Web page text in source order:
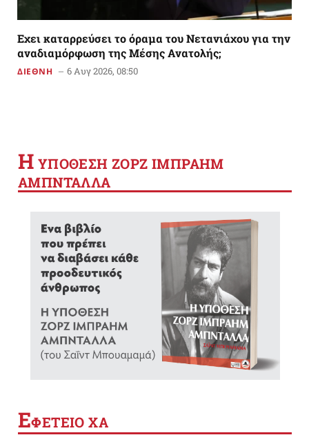
Εχει καταρρεύσει το όραμα του Νετανιάχου για την
αναδιαμόρφωση της Μέσης Ανατολής;
ΔΙΕΘΝΗ 6 Αυγ 2026, 08:50
Η YΠΟΘΕΣΗ ΖΟΡΖ ΙΜΠΡΑΗΜ
ΑΜΠΝΤΑΛΛΑ
ΕΦΕΤΕΙΟ ΧΑ